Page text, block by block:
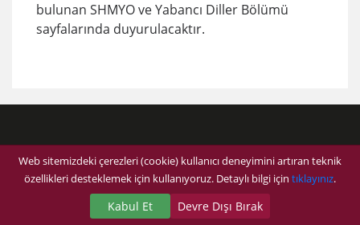
bulunan SHMYO ve Yabancı Diller Bölümü
sayfalarında duyurulacaktır.
Web sitemizdeki çerezleri (cookie) kullanıcı deneyimini artıran teknik
özellikleri desteklemek için kullanıyoruz. Detaylı bilgi için tıklayınız.
Kabul Et Devre Dışı Bırak